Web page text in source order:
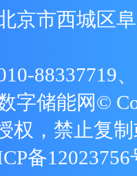
京市西城区
88337719
字储能网©
权，禁止复
备12023756